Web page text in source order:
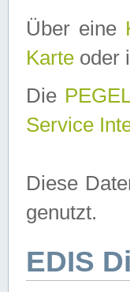
Über eine
Karte oder
Die
Service
Diese
genutzt.
EDIS